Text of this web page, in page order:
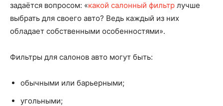
задаётся вопросом: «какой салонный фильтр лучше
выбрать для своего авто? Ведь каждый из них
обладает собственными особенностями».
Фильтры для салонов авто могут быть:
обычными или барьерными;
угольными;